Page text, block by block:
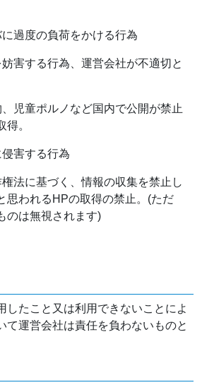
過度の負荷をかける行為
害する行為、運営会社が不適切と
児童ポルノなど国内で公開が禁止
得。
害する行為
法に基づく、情報の収集を禁止し
思われるHPの取得の禁止。(ただ
のは無視されます)
したこと又は利用できないことによ
て運営会社は責任を負わないものと